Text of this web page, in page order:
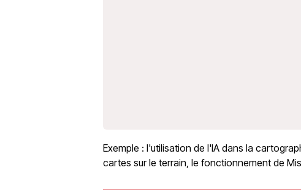
Exemple : l'utilisation de l'IA dans la
cartes sur le terrain, le fonctionnement de